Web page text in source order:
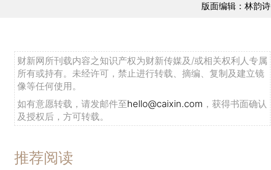
版面编辑：林韵诗
财新网所刊载内容之知识产权为财新传媒及/或相关权利人专属
所有或持有。未经许可，禁止进行转载、摘编、复制及建立镜
像等任何使用。
如有意愿转载，请发邮件至hello@caixin.com ，获得书面确认
及授权后，方可转载。
推荐阅读